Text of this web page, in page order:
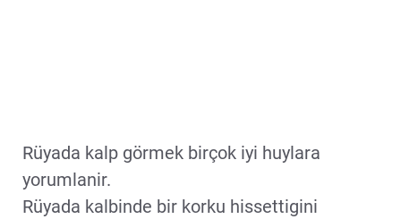
Rüyada kalp görmek birçok iyi huylara
yorumlanir.
Rüyada kalbinde bir korku hissettigini